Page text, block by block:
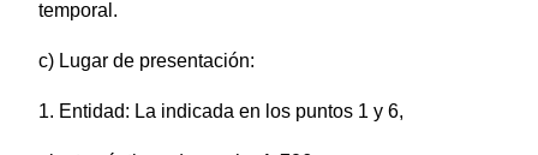
temporal.
c) Lugar de presentación:
1. Entidad: La indicada en los puntos 1 y 6,